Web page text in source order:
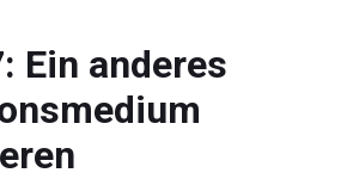
Ein anderes